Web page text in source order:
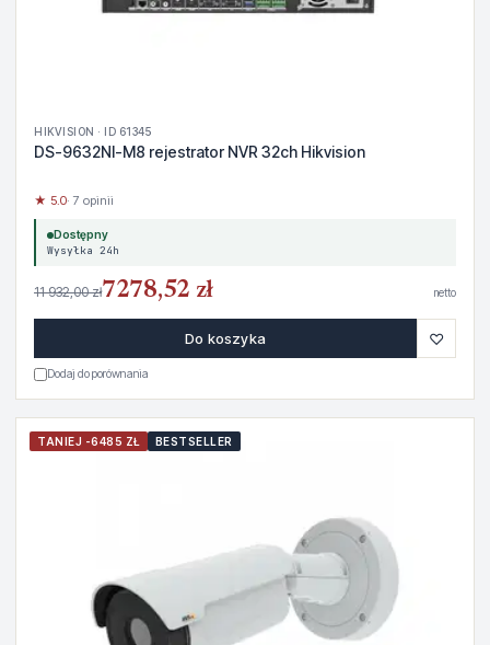
HIKVISION · ID 61345
DS-9632NI-M8 rejestrator NVR 32ch Hikvision
★ 5.0· 7 opinii
Dostępny
Wysyłka 24h
11 932,00 zł7278,52 zł netto
Do koszyka ♡
Dodaj do porównania
TANIEJ -6485 ZŁ BESTSELLER